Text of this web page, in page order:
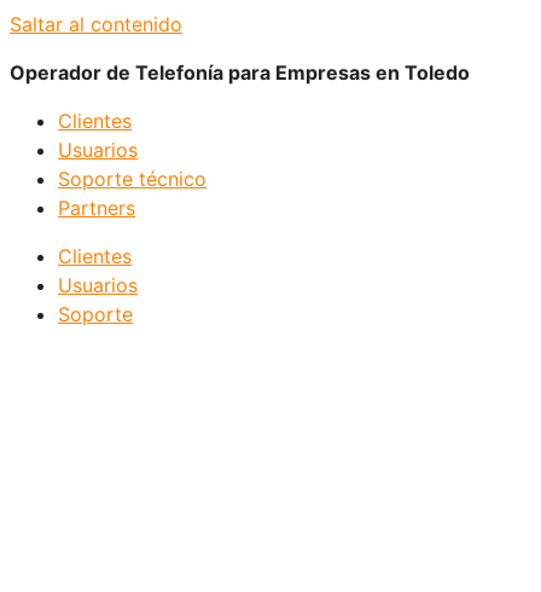
Saltar al contenido
Operador de Telefonía para Empresas en Toledo
Clientes
Usuarios
Soporte técnico
Partners
Clientes
Usuarios
Soporte